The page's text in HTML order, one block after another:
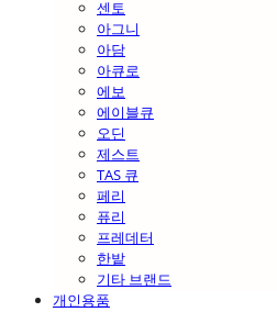
센토
아그니
아담
아큐로
에보
에이블큐
오딘
제스트
TAS 큐
페리
퓨리
프레데터
한밭
기타 브랜드
개인용품